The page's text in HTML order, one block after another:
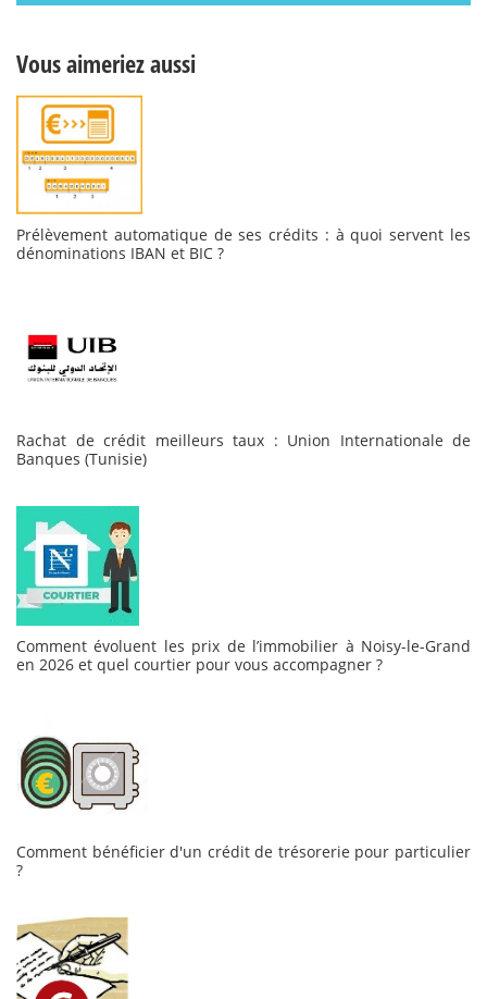
Vous aimeriez aussi
Prélèvement automatique de ses crédits : à quoi servent les
dénominations IBAN et BIC ?
Rachat de crédit meilleurs taux : Union Internationale de
Banques (Tunisie)
Comment évoluent les prix de l’immobilier à Noisy-le-Grand
en 2026 et quel courtier pour vous accompagner ?
Comment bénéficier d'un crédit de trésorerie pour particulier
?